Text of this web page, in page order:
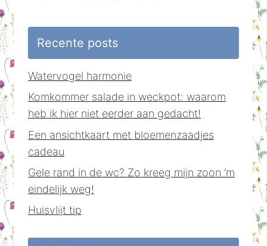
Recente posts
Watervogel harmonie
Komkommer salade in weckpot: waarom
heb ik hier niet eerder aan gedacht!
Een ansichtkaart met bloemenzaadjes
cadeau
Gele rand in de wc? Zo kreeg mijn zoon ‘m
eindelijk weg!
Huisvlijt tip